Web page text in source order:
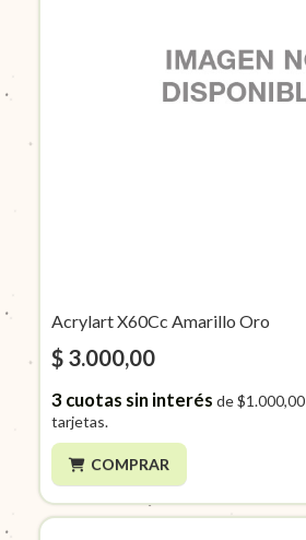
Acrylart X60Cc Amarillo Oro
$ 3.000,00
3cuotas sin interés de$1.000,00
tarjetas.
COMPRAR